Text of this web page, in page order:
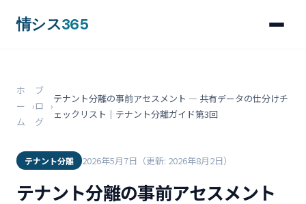
情シス365
ホ
ー
ム
›
ブ
ロ
グ
›
テナント分離の事前アセスメント ― 共有データの仕分けチ
ェックリスト｜テナント分離ガイド第3回
テナント分離 2026年5月7日 （更新: 2026年8月2日）
テナント分離の事前アセスメント